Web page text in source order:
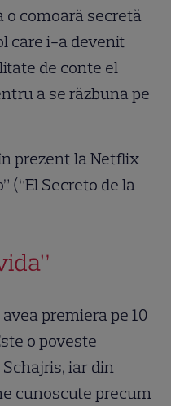
o comoară secretă
care i-a devenit
de conte el
a se răzbuna pe
prezent la Netflix
(“El Secreto de la
premiera pe 10
o poveste
iar din
cunoscute precum